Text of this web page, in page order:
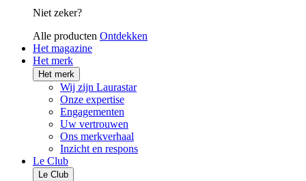
Niet zeker?
Alle producten Ontdekken
Het magazine
Het merk
Het merk
Wij zijn Laurastar
Onze expertise
Engagementen
Uw vertrouwen
Ons merkverhaal
Inzicht en respons
Le Club
Le Club